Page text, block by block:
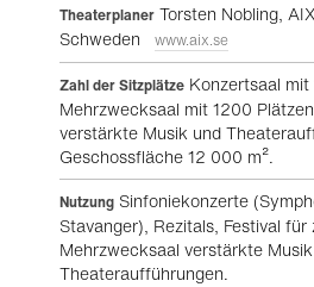
Theaterplaner Torsten Nobling,
Schweden
www.aix.se
Zahl der Sitzplätze Konzertsaal
Mehrzwecksaal mit 1200
verstärkte Musik und
Geschossfläche 12 000 m².
Nutzung Sinfoniekonzerte
Stavanger), Rezitals, Festival
Mehrzwecksaal verstärkte
Theateraufführungen.